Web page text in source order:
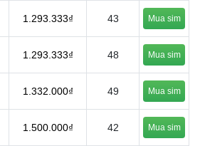
1.293.333₫ 43 Mua sim
1.293.333₫ 48 Mua sim
1.332.000₫ 49 Mua sim
1.500.000₫ 42 Mua sim